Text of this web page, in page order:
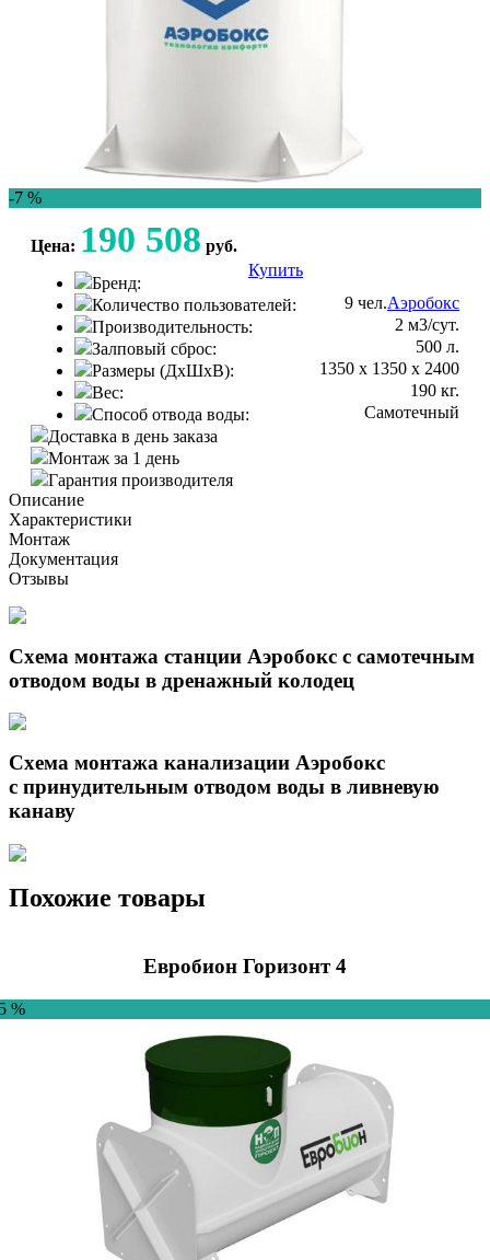
-7 %
Цена: 190 508 руб.
Купить
Бренд:
Аэробокс
Количество пользователей:
9 чел.
Производительность:
2 м3/сут.
Залповый сброс:
500 л.
Размеры (ДхШхВ):
1350 х 1350 х 2400
Вес:
190 кг.
Способ отвода воды:
Самотечный
Доставка в день заказа
Монтаж за 1 день
Гарантия производителя
Описание
Характеристики
Монтаж
Документация
Отзывы
Схема монтажа станции Аэробокс с самотечным
отводом воды в дренажный колодец
Схема монтажа канализации Аэробокс
с принудительным отводом воды в ливневую
канаву
Похожие товары
Евробион Горизонт 4
%